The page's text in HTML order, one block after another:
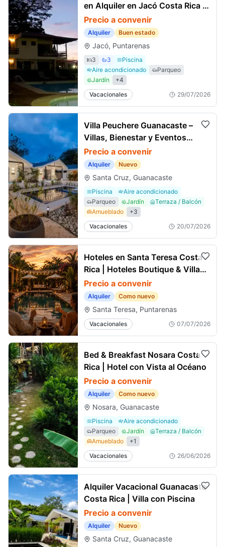
en Alquiler en Jacó Costa Rica |
Piscina, Caminar a la Playa
Precio a convenir
Alquiler Buen estado
Jacó, Puntarenas
3 3
Piscina
Aire acondicionado
Parqueo
Jardín
+4
Vacacionales
29/07/2026
Villa Peuchere Guanacaste –
Villas, Bienestar y Eventos
Privados
Precio a convenir
Alquiler Nuevo
Santa Cruz, Guanacaste
Piscina
Aire acondicionado
Parqueo
Jardín
Terraza / Balcón
Amueblado
+3
Vacacionales
20/07/2026
Hoteles en Santa Teresa Costa
Rica | Hoteles Boutique & Villas
Balnéarias
Precio a convenir
Alquiler Como nuevo
Santa Teresa, Puntarenas
Vacacionales 07/07/2026
Bed & Breakfast Nosara Costa
Rica | Hotel con Vista al Océano
Precio a convenir
Alquiler Como nuevo
Nosara, Guanacaste
Piscina
Aire acondicionado
Parqueo
Jardín
Terraza / Balcón
Amueblado
+1
Vacacionales
26/06/2026
Alquiler Vacacional Guanacaste
Costa Rica | Villa con Piscina
Precio a convenir
Alquiler Nuevo
Santa Cruz, Guanacaste